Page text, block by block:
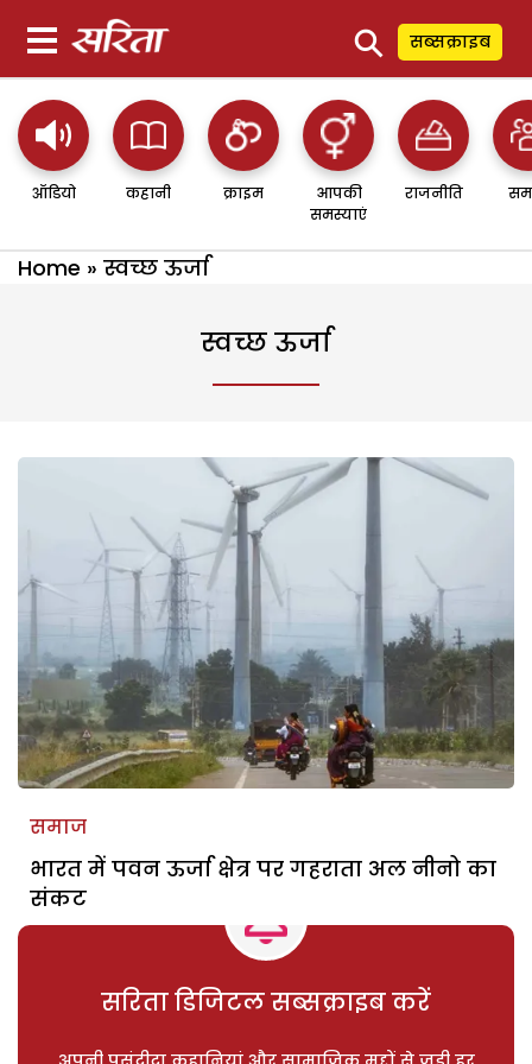
⚲ सब्सक्राइब
ऑडियो कहानी क्राइम
आपकी
समस्याएं
राजनीति
Home » स्वच्छ ऊर्जा
स्वच्छ ऊर्जा
समाज
भारत में पवन ऊर्जा क्षेत्र पर गहराता अल नीनो का
संकट
सरिता डिजिटल सब्सक्राइब करें